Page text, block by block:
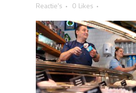
Reactie's
0 Likes